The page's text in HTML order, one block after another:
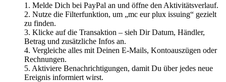
1. Melde Dich bei PayPal an und öffne den Aktivitätsverlauf.
2. Nutze die Filterfunktion, um „mc eur plux issuing“ gezielt
zu finden.
3. Klicke auf die Transaktion – sieh Dir Datum, Händler,
Betrag und zusätzliche Infos an.
4. Vergleiche alles mit Deinen E-Mails, Kontoauszügen oder
Rechnungen.
5. Aktiviere Benachrichtigungen, damit Du über jedes neue
Ereignis informiert wirst.